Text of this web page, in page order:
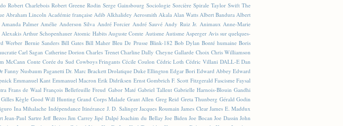
Robert Charlebois Robert Greene Rodin Serge Gainsbourg Sociologie Sorcière Spirale Taylor Swift The
Abraham Lincoln Académie française Adib Alkhalidey Aerosmith Akala Alan Watts Albert Bandura Albert
Amanda Palmer Amélie Anderson Silva André Forcier André Sauvé Andy Ruiz Jr. Animaux Anne-Marie
Arthur Schopenhauer Atomic Habits Auguste Comte Autisme Autisme Asperger Avis sur quelques-
Werber Bernie Sanders Bill Gates Bill Maher Bleu De Prusse Blink-182 Bob Dylan Bonté humaine Boris
Carl Sagan Catherine Dorion Charles Trenet Charline Dally Cheyne Gallarde Choix Chris Williamson
McCann Conte Corée du Sud Cowboys Fringants Cécile Coulon Cédric Loth Cédric Villani DALL-E Dan
Fanny Nusbaum Paganetti Dr. Marc Brackett Drolatique Duke Ellington Edgar Bori Edward Abbey Edward
Emmanuel Kant Emmanuel Macron Erik Didriksen Ernst Gombrich F. Scott Fitzgerald Fascisme Faysal
Frans de Waal François Bellefeuille Freud Gabor Maté Gabriel Tallent Gabrielle Harnois-Blouin Gandhi
Gilles Kègle Good Will Hunting Grand Corps Malade Grant Allen Greg Reid Greta Thunberg Gérald Godin
Ina Mihalache Indépendance Itinérance J. D. Salinger Jacques Roumain James Clear James E. Maddux
Jean-Paul Sartre Jeff Bezos Jim Carrey Jipé Dalpé Joachim du Bellay Joe Biden Joe Bocan Joe Dassin John